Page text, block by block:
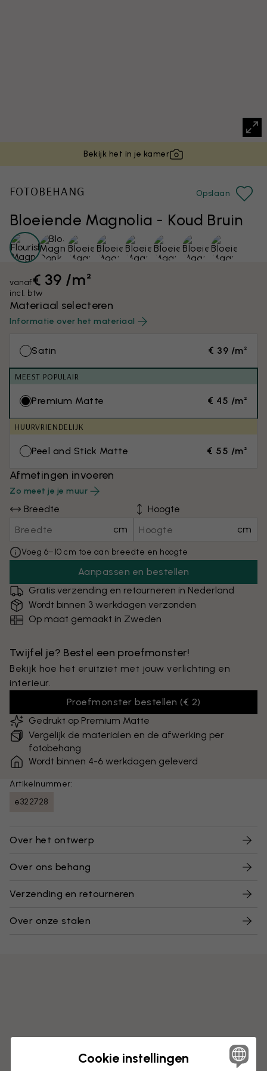
Bekijk het in je kamer
Bloeiende Magnolia - Koud Bruin
FOTOBEHANG Opslaan
vanaf€ 39 /m²
incl. btw
Materiaal selecteren
Informatie over het materiaal
Satin € 39 /m²
MEEST POPULAIR
Premium Matte € 45 /m²
HUURVRIENDELIJK
Peel and Stick Matte € 55 /m²
Afmetingen invoeren
Zo meet je je muur
Breedte
cm
Hoogte
cm
Voeg 6–10 cm toe aan breedte en hoogte
Aanpassen en bestellen
Gratis verzending en retourneren in Nederland
Wordt binnen 3 werkdagen verzonden
Op maat gemaakt in Zweden
Twijfel je? Bestel een proefmonster!
Bekijk hoe het eruitziet met jouw verlichting en
interieur.
Proefmonster bestellen (€ 2)
Gedrukt op Premium Matte
Vergelijk de materialen en de afwerking per
fotobehang
Wordt binnen 4-6 werkdagen geleverd
Artikelnummer:
e322728
Over het ontwerp
Over ons behang
Verzending en retourneren
Over onze stalen
Cookie instellingen